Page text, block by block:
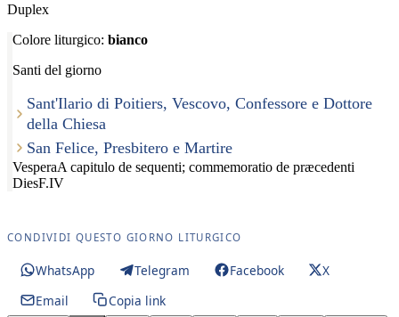
Duplex
Colore liturgico: bianco
Santi del giorno
Sant'Ilario di Poitiers, Vescovo, Confessore e Dottore
della Chiesa
San Felice, Presbitero e Martire
VesperaA capitulo de sequenti; commemoratio de præcedenti
DiesF.IV
CONDIVIDI QUESTO GIORNO LITURGICO
WhatsApp Telegram Facebook
X
Email
Copia link